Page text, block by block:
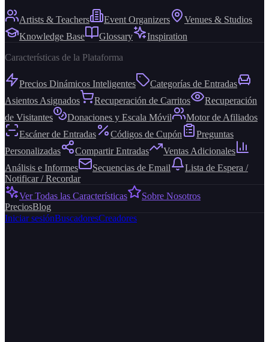
Artists & Teachers Event Organizers
Venues & Studios
Knowledge Base
Glossary Inspiration
Características de la Plataforma
Precios Dinámicos Inteligentes
Categorías de Entradas
Asientos Asignados
Recuperación de Carritos
Recuperación
de Visitantes
Donaciones y Escala Móvil
Motor de Afiliados
Escáner de Entradas
Códigos de Cupón
Preguntas
Personalizadas
Compartir Entradas
Ventas Adicionales
Análisis e Informes
Secuencias de Email
Lista de Espera /
Notificar / Recordar
Ver Todas las Características
Sobre Nosotros
PreciosBlog
Iniciar sesiónBuscadoresCreadores